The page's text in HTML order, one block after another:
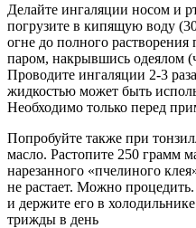
Делайте ингаляции носом и
погрузите в кипящую воду
огне до полного
паром, накрывшись одеялом
Проводите ингаляции 2-3
жидкостью может быть
Необходимо только перед
Попробуйте также при
масло. Растопите 250 грамм
нарезанного «пчелиного
не растает. Можно
и держите его в
трижды в день